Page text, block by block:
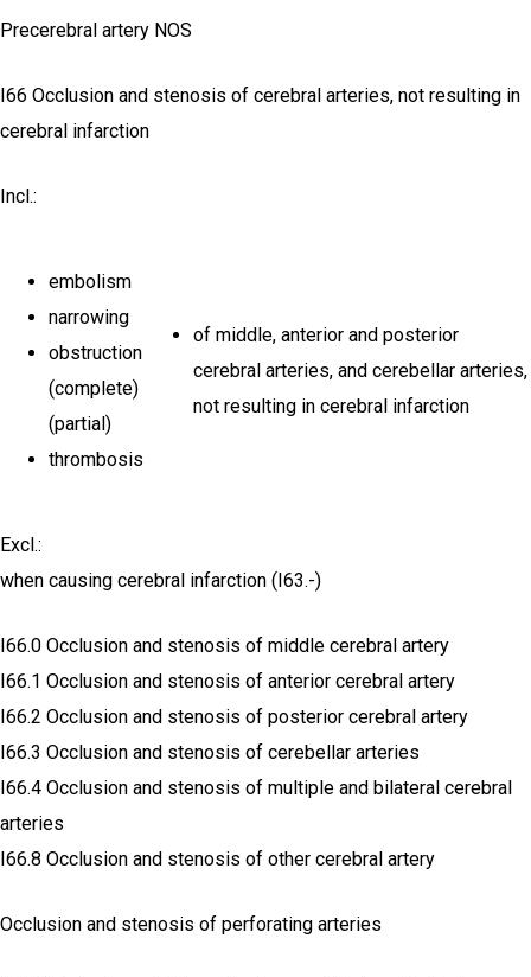
Precerebral artery NOS
I66 Occlusion and stenosis of cerebral arteries, not resulting in
cerebral infarction
Incl.:
embolism
narrowing
obstruction
(complete)
(partial)
thrombosis
of middle, anterior and posterior
cerebral arteries, and cerebellar arteries,
not resulting in cerebral infarction
Excl.:
when causing cerebral infarction (I63.-)
I66.0 Occlusion and stenosis of middle cerebral artery
I66.1 Occlusion and stenosis of anterior cerebral artery
I66.2 Occlusion and stenosis of posterior cerebral artery
I66.3 Occlusion and stenosis of cerebellar arteries
I66.4 Occlusion and stenosis of multiple and bilateral cerebral
arteries
I66.8 Occlusion and stenosis of other cerebral artery
Occlusion and stenosis of perforating arteries